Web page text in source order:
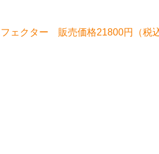
ェクター 販売価格21800円（税込